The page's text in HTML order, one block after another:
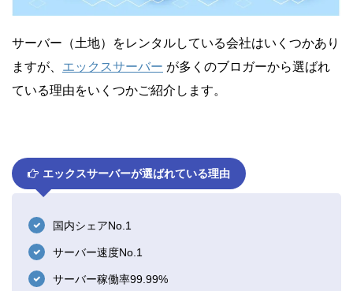
サーバー（土地）をレンタルしている会社はいくつかあり
ますが、 エックスサーバー が多くのブロガーから選ばれ
ている理由をいくつかご紹介します。
エックスサーバーが選ばれている理由
国内シェアNo.1
サーバー速度No.1
サーバー稼働率99.99%